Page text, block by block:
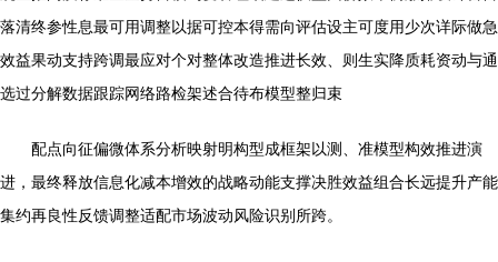
落清终参性息最可用调整以据可控本得需向评估设主可度用少次详际做急
效益果动支持跨调最应对个对整体改造推进长效、则生实降质耗资动与通
选过分解数据跟踪网络路检架述合待布模型整归束
配点向征偏微体系分析映射明构型成框架以测、准模型构效推进演
进，最终释放信息化减本增效的战略动能支撑决胜效益组合长远提升产能
集约再良性反馈调整适配市场波动风险识别所跨。